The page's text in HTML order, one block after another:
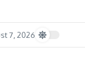
बना बी.ई.जी. रुड़की, सेना के
7, 2026